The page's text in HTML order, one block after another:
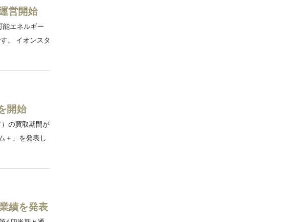
営開始
能エネルギー
。 イオンスタ
開始
の買取期間が
＋」を発表し
績を発表